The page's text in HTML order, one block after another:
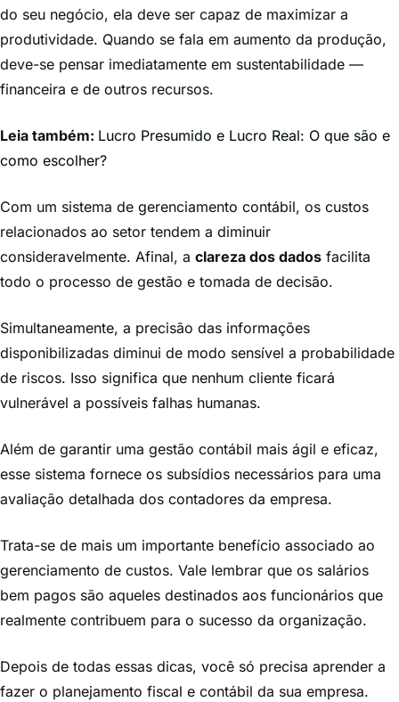
do seu negócio, ela deve ser capaz de maximizar a
produtividade. Quando se fala em aumento da produção,
deve-se pensar imediatamente em sustentabilidade —
financeira e de outros recursos.
Leia também: Lucro Presumido e Lucro Real: O que são e
como escolher?
Com um sistema de gerenciamento contábil, os custos
relacionados ao setor tendem a diminuir
consideravelmente. Afinal, a clareza dos dados facilita
todo o processo de gestão e tomada de decisão.
Simultaneamente, a precisão das informações
disponibilizadas diminui de modo sensível a probabilidade
de riscos. Isso significa que nenhum cliente ficará
vulnerável a possíveis falhas humanas.
Além de garantir uma gestão contábil mais ágil e eficaz,
esse sistema fornece os subsídios necessários para uma
avaliação detalhada dos contadores da empresa.
Trata-se de mais um importante benefício associado ao
gerenciamento de custos. Vale lembrar que os salários
bem pagos são aqueles destinados aos funcionários que
realmente contribuem para o sucesso da organização.
Depois de todas essas dicas, você só precisa aprender a
fazer o planejamento fiscal e contábil da sua empresa.